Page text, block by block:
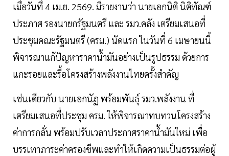
เมื่อวันที่ 4 เม.ย. 2569. มีรายงานว่า นายเอกนิติ นิติทัณฑ์
ประภาศ รองนายกรัฐมนตรี และ รมว.คลัง เตรียมเสนอที่
ประชุมคณะรัฐมนตรี (ครม.) นัดแรก ในวันที่ 6 เมษายนนี้
พิจารณาแก้ปัญหาราคาน้ำมันอย่างเป็นรูปธรรม ด้วยการ
แกะรอยและรื้อโครงสร้างพลังงานไทยครั้งสำคัญ
เช่นเดียวกับ นายเอกนัฏ พร้อมพันธุ์ รมว.พลังงาน ที่
เตรียมเสนอที่ประชุม ครม. ให้พิจารณาทบทวนโครงสร้าง
ค่าการกลั่น พร้อมปรับเวลาประกาศราคาน้ำมันใหม่ เพื่อ
บรรเทาภาระค่าครองชีพและทำให้เกิดความเป็นธรรมต่อผู้